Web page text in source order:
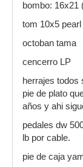
bombo: 16x21
tom 10x5
octoban tama
cencerro LP
herrajes todos
pie de plato
años y ahi
pedales dw
lb por cable.
pie de caja